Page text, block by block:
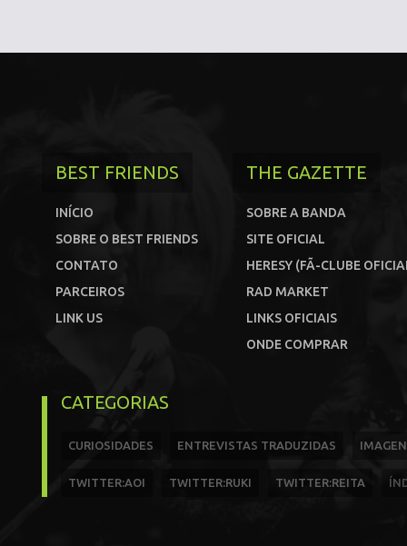
BEST FRIENDS
INÍCIO
SOBRE O BEST FRIENDS
CONTATO
PARCEIROS
LINK US
THE GAZETTE
SOBRE A BANDA
SITE OFICIAL
HERESY (FÃ-CLUBE
RAD MARKET
LINKS OFICIAIS
ONDE COMPRAR
CATEGORIAS
CURIOSIDADES ENTREVISTAS TRADUZIDAS
TWITTER:AOI TWITTER:RUKI TWITTER:REITA